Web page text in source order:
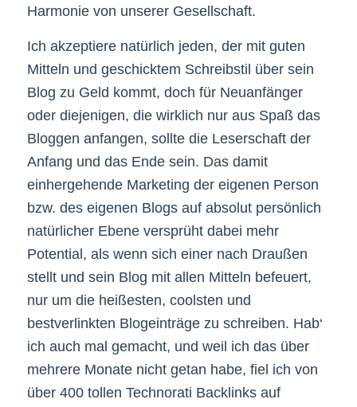
Harmonie von unserer Gesellschaft.
Ich akzeptiere natürlich jeden, der mit guten
Mitteln und geschicktem Schreibstil über sein
Blog zu Geld kommt, doch für Neuanfänger
oder diejenigen, die wirklich nur aus Spaß das
Bloggen anfangen, sollte die Leserschaft der
Anfang und das Ende sein. Das damit
einhergehende Marketing der eigenen Person
bzw. des eigenen Blogs auf absolut persönlich
natürlicher Ebene versprüht dabei mehr
Potential, als wenn sich einer nach Draußen
stellt und sein Blog mit allen Mitteln befeuert,
nur um die heißesten, coolsten und
bestverlinkten Blogeinträge zu schreiben. Hab‘
ich auch mal gemacht, und weil ich das über
mehrere Monate nicht getan habe, fiel ich von
über 400 tollen Technorati Backlinks auf